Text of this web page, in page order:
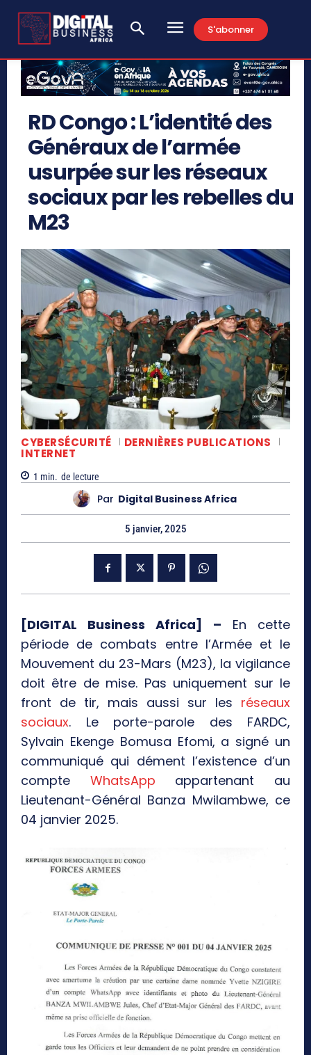
S'abonner
RD Congo : L’identité des
Généraux de l’armée
usurpée sur les réseaux
sociaux par les rebelles du
M23
CYBERSÉCURITÉ DERNIÈRES PUBLICATIONS
INTERNET
1 min. de lecture
Par Digital Business Africa
5 janvier, 2025
[DIGITAL Business Africa] – En cette
période de combats entre l’Armée et le
Mouvement du 23-Mars (M23), la vigilance
doit être de mise. Pas uniquement sur le
front de tir, mais aussi sur les réseaux
sociaux. Le porte-parole des FARDC,
Sylvain Ekenge Bomusa Efomi, a signé un
communiqué qui dément l’existence d’un
compte WhatsApp appartenant au
Lieutenant-Général Banza Mwilambwe, ce
04 janvier 2025.